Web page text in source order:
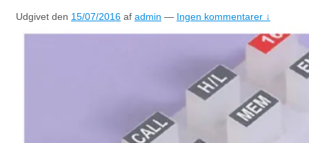
Udgivet den 15/07/2016 af admin — Ingen kommentarer ↓